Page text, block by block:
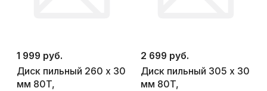
1 999 руб.
Диск пильный 260 х 30
мм 80T,
2 699 руб.
Диск пильный 305 х 30
мм 80T,